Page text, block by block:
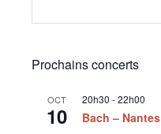
Prochains concerts
OCT
10
20h30 -22h00
Bach – Nantes